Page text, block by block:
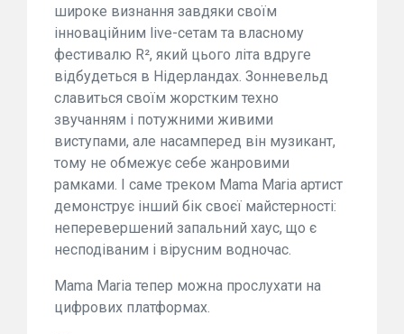
широке визнання завдяки своїм
інноваційним live-сетам та власному
фестивалю R², який цього літа вдруге
відбудеться в Нідерландах. Зонневельд
славиться своїм жорстким техно
звучанням і потужними живими
виступами, але насамперед він музикант,
тому не обмежує себе жанровими
рамками. І саме треком Mama Maria артист
демонструє інший бік своєї майстерності:
неперевершений запальний хаус, що є
несподіваним і вірусним водночас.
Mama Maria тепер можна прослухати на
цифрових платформах.